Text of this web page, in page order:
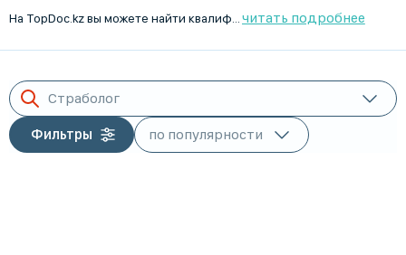
читать подробнее
Страболог
Фильтры